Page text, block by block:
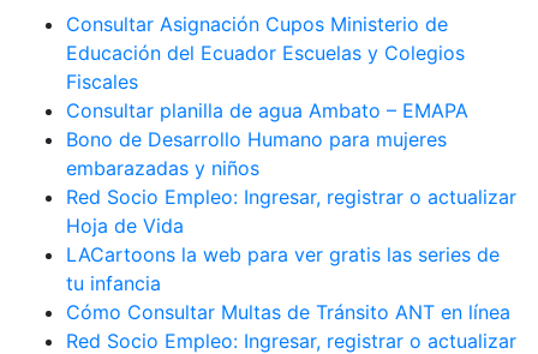
Consultar Asignación Cupos Ministerio de
Educación del Ecuador Escuelas y Colegios
Fiscales
Consultar planilla de agua Ambato – EMAPA
Bono de Desarrollo Humano para mujeres
embarazadas y niños
Red Socio Empleo: Ingresar, registrar o actualizar
Hoja de Vida
LACartoons la web para ver gratis las series de
tu infancia
Cómo Consultar Multas de Tránsito ANT en línea
Red Socio Empleo: Ingresar, registrar o actualizar